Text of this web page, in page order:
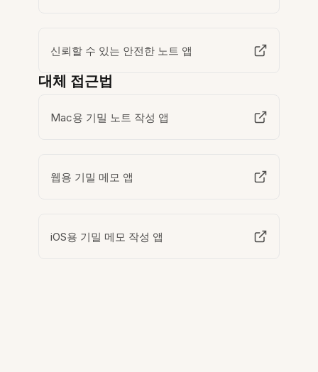
신뢰할 수 있는 안전한 노트 앱
대체 접근법
Mac용 기밀 노트 작성 앱
웹용 기밀 메모 앱
iOS용 기밀 메모 작성 앱